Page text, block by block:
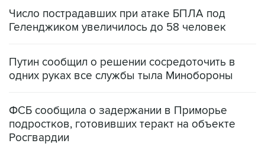
Число пострадавших при атаке БПЛА под
Геленджиком увеличилось до 58 человек
Путин сообщил о решении сосредоточить в
одних руках все службы тыла Минобороны
ФСБ сообщила о задержании в Приморье
подростков, готовивших теракт на объекте
Росгвардии